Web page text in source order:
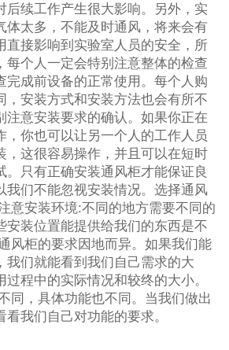
后续工作产生很大影响。另外，实
体太多，不能及时通风，将来会有
直接影响到实验室人员的安全，所
每个人一定会特别注意整体的检查
完成前设备的正常使用。每个人购
，安装方式和安装方法也会有所不
注意安装要求的确认。如果你正在
，你也可以让另一个人的工作人员
，这很容易操作，并且可以在短时
。只有正确安装通风柜才能保证良
我们不能忽视安装情况。选择通风
意安装环境:不同的地方需要不同的
安装位置能提供给我们的东西是不
风柜的要求因地而异。如果我们能
我们就能看到我们自己需求的大
程中的实际情况和较终的大小。
同，具体功能也不同。当我们做出
我们自己对功能的要求。